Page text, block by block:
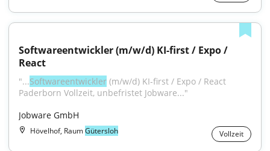
Softwareentwickler (m/w/d) KI-first / Expo /
React
"...Softwareentwickler (m/w/d) KI-first / Expo / React
Paderborn Vollzeit, unbefristet Jobware..."
Jobware GmbH
Hövelhof, RaumGütersloh Vollzeit